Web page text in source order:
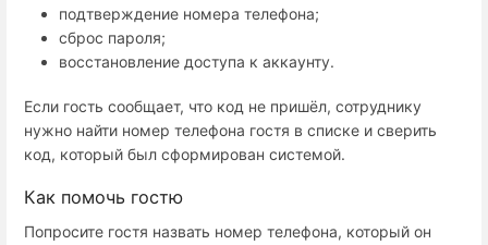
подтверждение номера телефона;
сброс пароля;
восстановление доступа к аккаунту.
Если гость сообщает, что код не пришёл, сотруднику
нужно найти номер телефона гостя в списке и сверить
код, который был сформирован системой.
Как помочь гостю
Попросите гостя назвать номер телефона, который он